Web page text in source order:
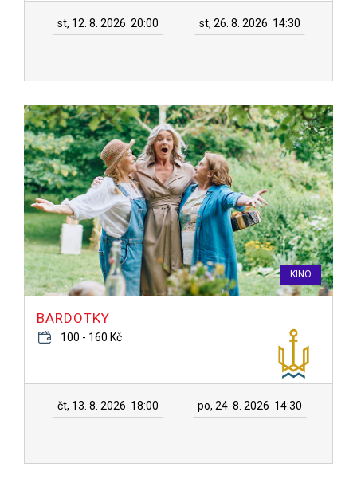
st, 12. 8. 2026 20:00 st, 26. 8. 2026 14:30
KINO
BARDOTKY
100 - 160 Kč
čt, 13. 8. 2026 18:00 po, 24. 8. 2026 14:30